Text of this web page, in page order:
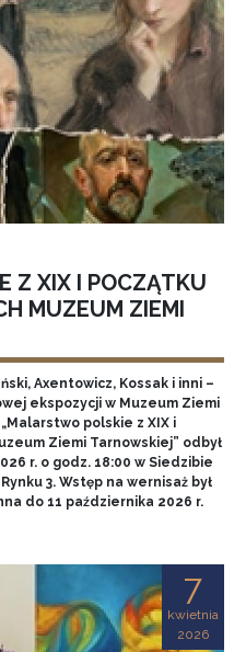
Z XIX I POCZĄTKU
MUZEUM ZIEMI
Axentowicz, Kossak i inni –
ekspozycji w Muzeum Ziemi
polskie z XIX i
Ziemi Tarnowskiej” odbył
r. o godz. 18:00 w Siedzibie
3. Wstęp na wernisaż był
do 11 października 2026 r.
7
kwietnia
2026